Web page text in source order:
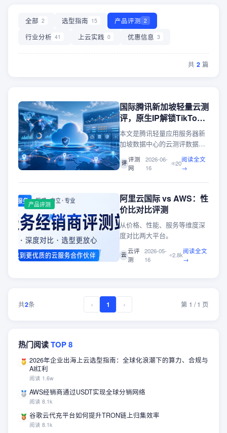
全部 2 选型指南 15 产品评测 2
行业分析 41 上云实践 0 优惠信息 3
共 2 篇
国际腾讯新加坡轻量云测
评，原生IP解锁TikTok
等，速度非常nice
本文是腾讯轻量应用服务器新
加坡数据中心的云测评数据分
Gold 6133、DDR4、SSD云磁
分820分、双核1545分，性能
还可以吧；FIO测试，4K读写
数据，读取67.94MB/S、IOPS
68.12MB/S、IOPS大致17K，
性能很一般；新加坡原生IP，
解锁TikTok、ChatGPT、
Claude、Gemini、Netflix、
京和上海方向绕道了美国、移
动去程从香港去新加坡/回程国
评
评测
网
·
2026-06-
16
· 20
阅读全文
→
产品评测
阿里云国际 vs AWS：性
价比对比评测
从价格、性能、服务等维度深
度对比两大平台。
云
云评
测
·
2026-05-
16
· 2.8k
阅读全文
→
共2条 ‹ 1 › 第 1 /1 页
热门阅读TOP8
2026年企业出海上云选型指南：全球化浪潮下的算力、合规与
AI红利
阅读 1.6w
AWS经销商通过USDT实现全球分销网络
阅读 8.1k
谷歌云代充平台如何提升TRON链上归集效率
阅读 8.1k